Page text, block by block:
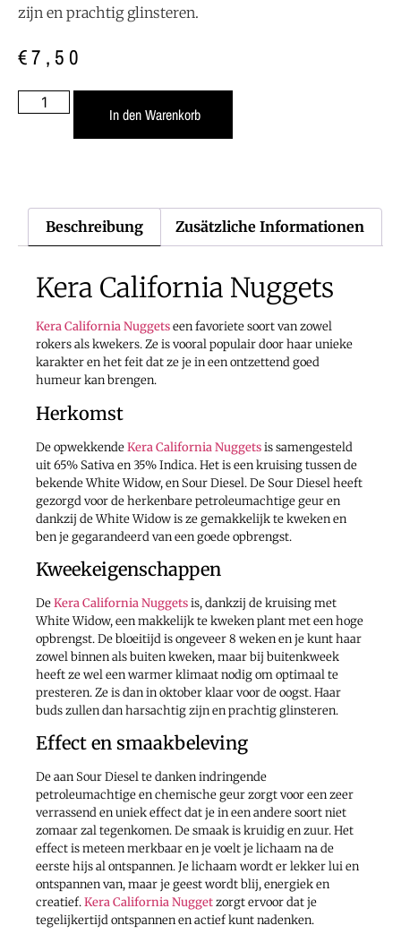
zijn en prachtig glinsteren.
€7,50
In den Warenkorb
Beschreibung Zusätzliche Informationen
Kera California Nuggets
Kera California Nuggetseen favoriete soort van zowel
rokers als kwekers. Ze is vooral populair door haar unieke
karakter en het feit dat ze je in een ontzettend goed
humeur kan brengen.
Herkomst
De opwekkendeKera California Nuggetsis samengesteld
uit 65% Sativa en 35% Indica. Het is een kruising tussen de
bekende White Widow, en Sour Diesel. De Sour Diesel heeft
gezorgd voor de herkenbare petroleumachtige geur en
dankzij de White Widow is ze gemakkelijk te kweken en
ben je gegarandeerd van een goede opbrengst.
Kweekeigenschappen
DeKera California Nuggetsis, dankzij de kruising met
White Widow, een makkelijk te kweken plant met een hoge
opbrengst. De bloeitijd is ongeveer 8 weken en je kunt haar
zowel binnen als buiten kweken, maar bij buitenkweek
heeft ze wel een warmer klimaat nodig om optimaal te
presteren. Ze is dan in oktober klaar voor de oogst. Haar
buds zullen dan harsachtig zijn en prachtig glinsteren.
Effect en smaakbeleving
De aan Sour Diesel te danken indringende
petroleumachtige en chemische geur zorgt voor een zeer
verrassend en uniek effect dat je in een andere soort niet
zomaar zal tegenkomen. De smaak is kruidig en zuur. Het
effect is meteen merkbaar en je voelt je lichaam na de
eerste hijs al ontspannen. Je lichaam wordt er lekker lui en
ontspannen van, maar je geest wordt blij, energiek en
creatief.Kera California Nuggetzorgt ervoor dat je
tegelijkertijd ontspannen en actief kunt nadenken.